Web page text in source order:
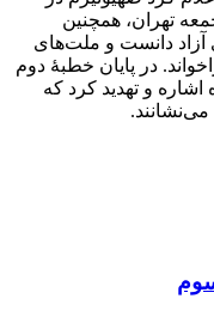
تهران، همچنین
دانست و ملت‌های
در پایان خطبۀ دوم
اشاره و تهدید کرد که